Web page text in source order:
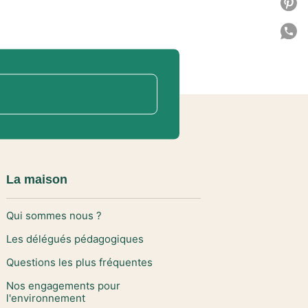
La maison
Qui sommes nous ?
Les délégués pédagogiques
Questions les plus fréquentes
Nos engagements pour
l'environnement